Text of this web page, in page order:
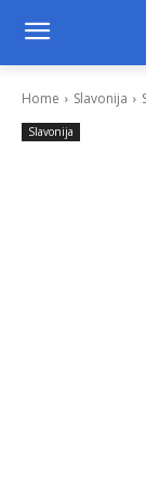
Home Slavonija
Slavonija